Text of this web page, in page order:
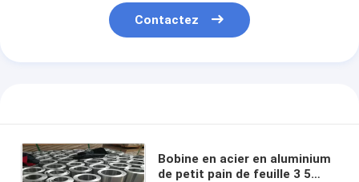
Contactez
Bobine en acier en aluminium
de petit pain de feuille 3 5